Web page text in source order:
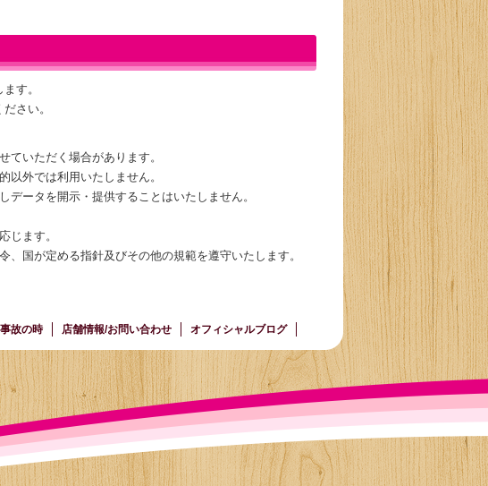
す。
さい。
ていただく場合があります。
以外では利用いたしません。
ータを開示・提供することはいたしません。
じます。
国が定める指針及びその他の規範を遵守いたします。
故の時 店舗情報/お問い合わせ オフィシャルブログ